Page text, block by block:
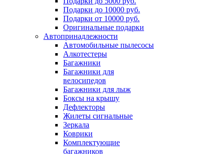
Подарки до 10000 руб.
Подарки от 10000 руб.
Оригинальные подарки
Автопринадлежности
Автомобильные пылесосы
Алкотестеры
Багажники
Багажники для
велосипедов
Багажники для лыж
Боксы на крышу
Дефлекторы
Жилеты сигнальные
Зеркала
Коврики
Комплектующие
багажников